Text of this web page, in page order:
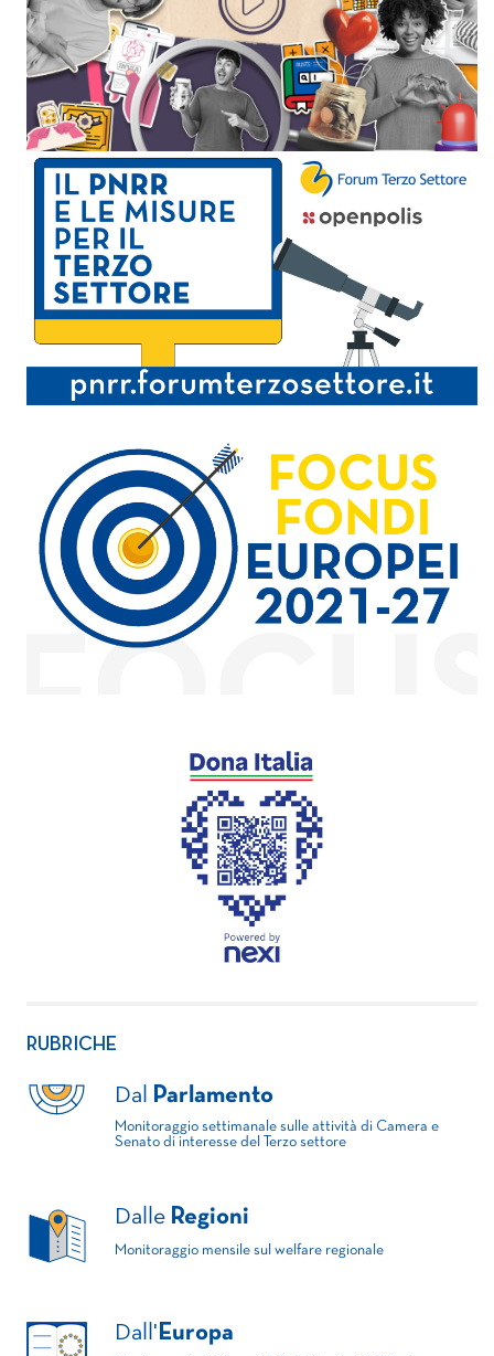
RUBRICHE
Dal Parlamento
Monitoraggio settimanale sulle attività di Camera e
Senato di interesse del Terzo settore
Dalle Regioni
Monitoraggio mensile sul welfare regionale
Dall' Europa